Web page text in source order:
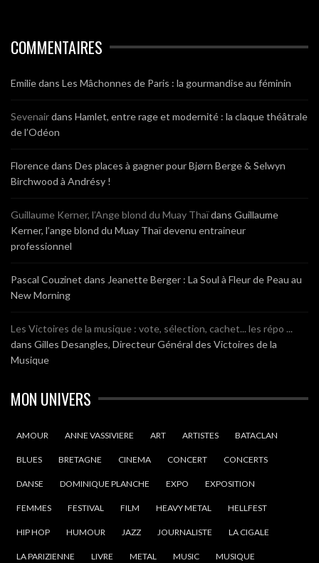
COMMENTAIRES
Emiliedans Les Mâchonnes de Paris : la gourmandise au féminin
Sevenairdans Hamlet, entre rage et modernité : la claque théâtrale
de l’Odéon
Florencedans Des places à gagner pour Bjørn Berge & Selwyn
Birchwood à Andrésy !
Guillaume Kerner, l’Ange blond du Muay Thaïdans Guillaume
Kerner, l’ange blond du Muay Thaï devenu entraineur
professionnel
Pascal Couzinet dans Jeanette Berger : La Soul à Fleur de Peau au
New Morning
Les Victoires de la musique : vote, sélection, cachet... les répo ...
dans Gilles Desangles, Directeur Général des Victoires de la
Musique
MON UNIVERS
AMOUR ANNE VASSIVIERE ART ARTISTES BATACLAN
BLUES BRETAGNE CINEMA CONCERT CONCERTS
DANSE DOMINIQUE PLANCHE EXPO EXPOSITION
FEMMES FESTIVAL FILM HEAVY METAL HELLFEST
HIP HOP HUMOUR JAZZ JOURNALISTE LA CIGALE
LA PARIZIENNE LIVRE METAL MUSIC MUSIQUE